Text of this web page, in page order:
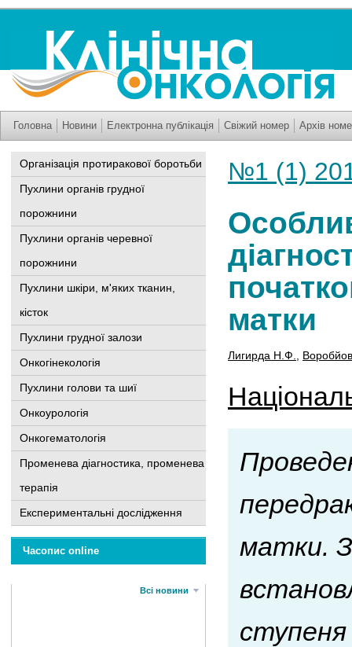
Головна Новини Електронна публікація Свіжий номер Архів
Організація протиракової боротьби
Пухлини органів грудної
порожнини
Пухлини органів черевної
порожнини
Пухлини шкіри, м'яких тканин,
кісток
Пухлини грудної залози
Онкогінекологія
Пухлини голови та шиї
Онкоурологія
Онкогематологія
Променева діагностика, променева
терапія
Експериментальні дослідження
Часопис online
Всі новини
№1 (1)
матки
Лигирда Н.Ф.
матки.
ступеня